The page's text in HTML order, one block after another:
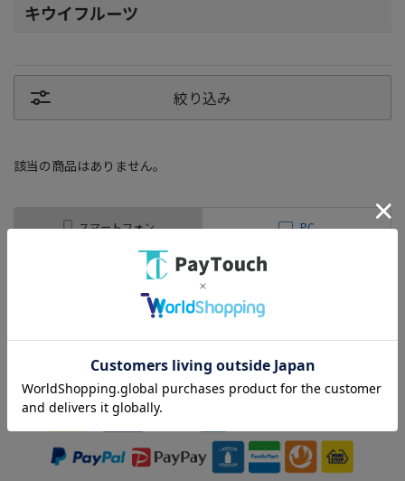
キウイフルーツ
絞り込み
該当の商品はありません。
スマートフォン PC